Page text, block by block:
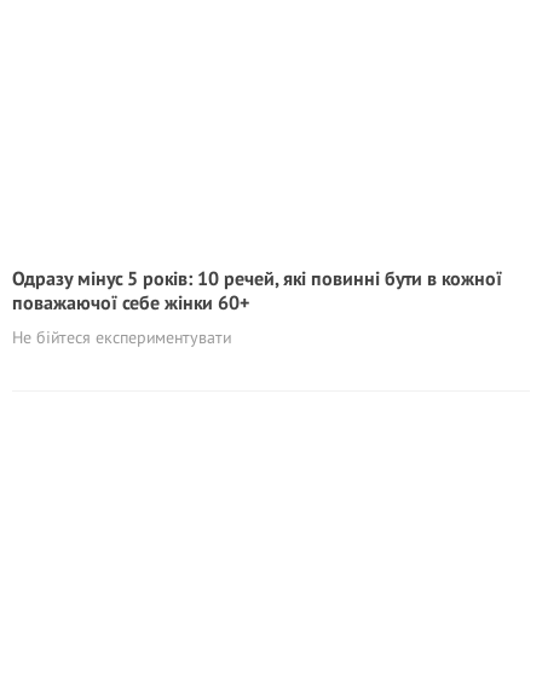
Одразу мінус 5 років: 10 речей, які повинні бути в кожної
поважаючої себе жінки 60+
Не бійтеся експериментувати